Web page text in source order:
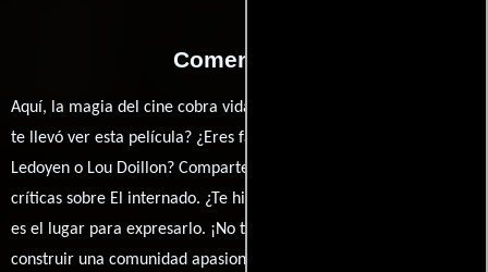
Comentarios
Aquí, la magia del cine cobra vida a través de tus opiniones. ¿Qué
te llevó ver esta película? ¿Eres fan de Pascal Laugier, Virginie
Ledoyen o Lou Doillon? Comparte tus pensamientos, emociones y
críticas sobre El internado. ¿Te hizo reír, llorar o reflexionar? Este
es el lugar para expresarlo. ¡No te guardes nada! Queremos
construir una comunidad apasionada donde la conversación